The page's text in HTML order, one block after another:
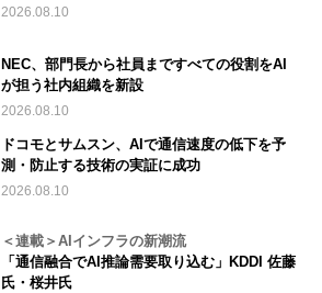
2026.08.10
NEC、部門長から社員まですべての役割をAI
が担う社内組織を新設
2026.08.10
ドコモとサムスン、AIで通信速度の低下を予
測・防止する技術の実証に成功
2026.08.10
＜連載＞AIインフラの新潮流
「通信融合でAI推論需要取り込む」KDDI 佐藤
氏・桜井氏